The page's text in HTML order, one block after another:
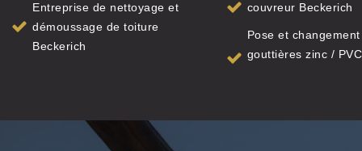
Entreprise de nettoyage et
démoussage de toiture
Beckerich
couvreur Beckerich
Pose et
gouttières zinc /